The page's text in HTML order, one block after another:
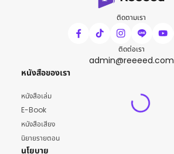
ติดตามเรา
ติดต่อเรา
admin@reeeed.com
หนังสือของเรา
หนังสือเล่ม
E-Book
หนังสือเสียง
นิยายรายตอน
นโยบาย